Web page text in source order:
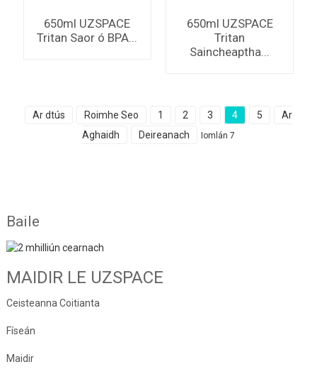
650ml UZSPACE
Tritan Saor ó BPA...
650ml UZSPACE
Tritan
Saincheaptha...
Ar dtús Roimhe Seo 1 2 3 4 5
Ar
Aghaidh
Deireanach Iomlán 7
Baile
MAIDIR LE UZSPACE
Ceisteanna Coitianta
Físeán
Maidir